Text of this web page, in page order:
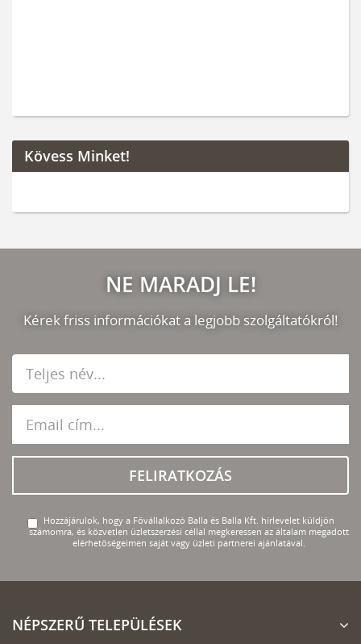
Kövess Minket!
NE MARADJ LE!
Kérek friss információkat a legjobb szolgáltatókról!
FELIRATKOZÁS
Hozzájárulok, hogy a Fővállalkozó Balla és Balla Kft. hírlevelet küldjön
számomra, és közvetlen üzletszerzési céllal megkeressen az általam megadott
elérhetőségeimen saját vagy üzleti partnerei ajánlatával.
NÉPSZERŰ TELEPÜLÉSEK